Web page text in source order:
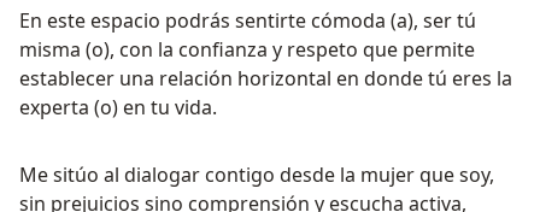
En este espacio podrás sentirte cómoda (a), ser tú
misma (o), con la confianza y respeto que permite
establecer una relación horizontal en donde tú eres la
experta (o) en tu vida.
Me sitúo al dialogar contigo desde la mujer que soy,
sin prejuicios sino comprensión y escucha activa,